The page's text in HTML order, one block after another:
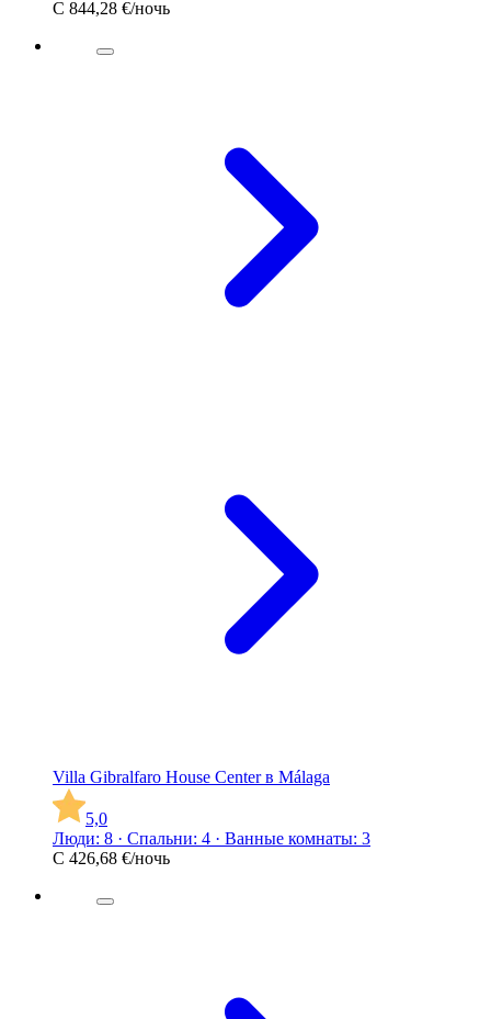
С 844,28 €/ночь
Villa Gibralfaro House Center в Málaga
5,0
Люди: 8 · Спальни: 4 · Ванные комнаты: 3
С 426,68 €/ночь